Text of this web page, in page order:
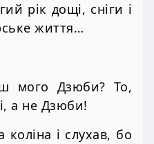
рік дощі, сніги і
життя…
мого Дзюби? То,
а не Дзюби!
коліна і слухав, бо